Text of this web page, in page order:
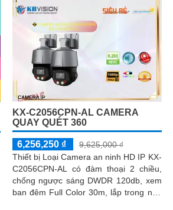
KX-C2056CPN-AL CAMERA
QUAY QUÉT 360
6,256,250 ₫
9,625,000 ₫
Thiết bị Loại Camera an ninh HD IP KX-
C2056CPN-AL có đàm thoại 2 chiều,
chống ngược sáng DWDR 120db, xem
ban đêm Full Color 30m, lắp trong nhà